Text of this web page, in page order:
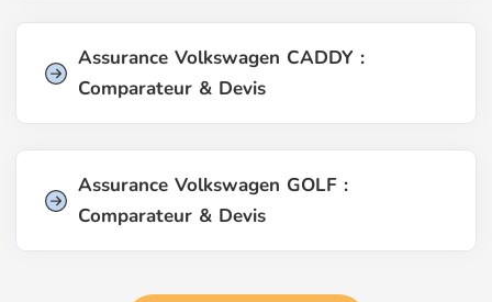
Assurance Volkswagen CADDY :
Comparateur & Devis
Assurance Volkswagen GOLF :
Comparateur & Devis